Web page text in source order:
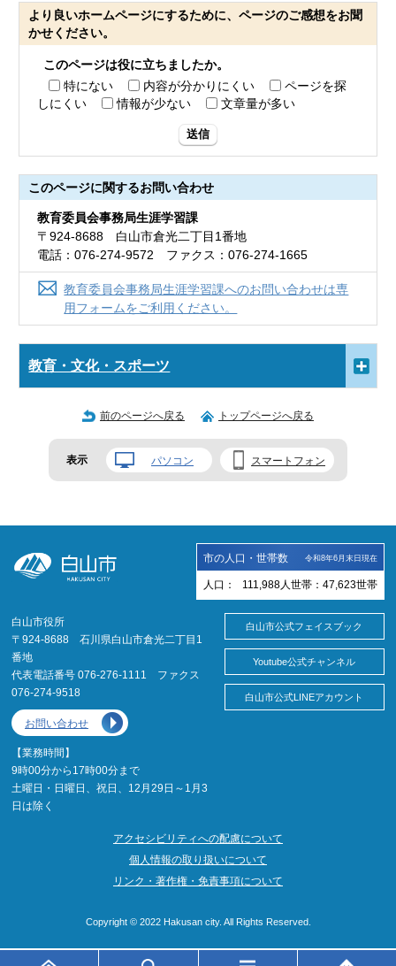
より良いホームページにするために、ページのご感想をお聞
かせください。
このページは役に立ちましたか。
特にない
内容が分かりにくい
ページを探
しにくい
情報が少ない 文章量が多い
送信
このページに関するお問い合わせ
教育委員会事務局生涯学習課
〒924-8688 白山市倉光二丁目1番地
電話：076-274-9572 ファクス：076-274-1665
教育委員会事務局生涯学習課へのお問い合わせは専
用フォームをご利用ください。
教育・文化・スポーツ
前のページへ戻る トップページへ戻る
表示 パソコン スマートフォン
市の人口・世帯数 令和8年6月末日現在
人口： 111,988 人 世帯： 47,623世帯
白山市役所
〒924-8688 石川県白山市倉光二丁目1
番地
代表電話番号 076-276-1111 ファクス
076-274-9518
お問い合わせ
【業務時間】
9時00分から17時00分まで
土曜日・日曜日、祝日、12月29日～1月3
日は除く
白山市公式フェイスブック
Youtube公式チャンネル
白山市公式LINEアカウント
アクセシビリティへの配慮について
個人情報の取り扱いについて
リンク・著作権・免責事項について
Copyright © 2022 Hakusan city. All Rights Reserved.